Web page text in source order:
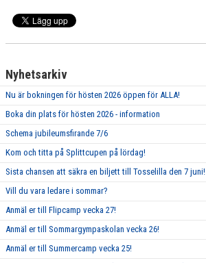
Nyhetsarkiv
Nu är bokningen för hösten 2026 öppen för ALLA!
Boka din plats för hösten 2026 - information
Schema jubileumsfirande 7/6
Kom och titta på Splittcupen på lördag!
Sista chansen att säkra en biljett till Tosselilla den 7 juni!
Vill du vara ledare i sommar?
Anmäl er till Flipcamp vecka 27!
Anmäl er till Sommargympaskolan vecka 26!
Anmäl er till Summercamp vecka 25!